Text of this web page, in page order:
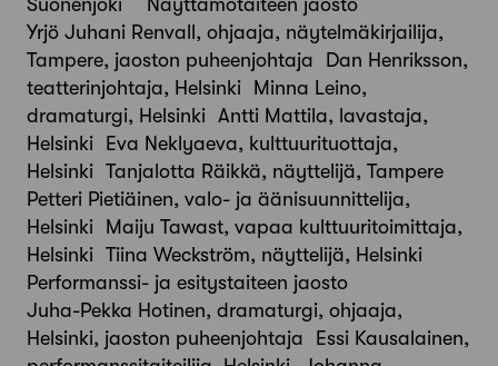
Suonenjoki Näyttämötaiteen jaosto
Yrjö Juhani Renvall, ohjaaja, näytelmäkirjailija,
Tampere, jaoston puheenjohtaja Dan Henriksson,
teatterinjohtaja, Helsinki Minna Leino,
dramaturgi, Helsinki Antti Mattila, lavastaja,
Helsinki Eva Neklyaeva, kulttuurituottaja,
Helsinki Tanjalotta Räikkä, näyttelijä, Tampere
Petteri Pietiäinen, valo- ja äänisuunnittelija,
Helsinki Maiju Tawast, vapaa kulttuuritoimittaja,
Helsinki Tiina Weckström, näyttelijä, Helsinki
Performanssi- ja esitystaiteen jaosto
Juha-Pekka Hotinen, dramaturgi, ohjaaja,
Helsinki, jaoston puheenjohtaja Essi Kausalainen,